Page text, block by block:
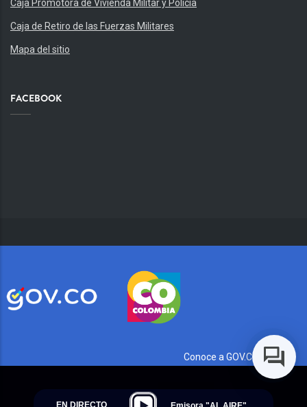
Caja Promotora de Vivienda Militar y Policía
Caja de Retiro de las Fuerzas Militares
Mapa del sitio
FACEBOOK
EN DIRECTO
Conoce a GOV.CO aquí